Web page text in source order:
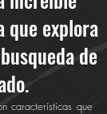
que explora
de
características que